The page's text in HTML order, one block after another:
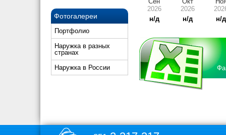
Фотогалереи
Портфолио
Наружка в разных
странах
Наружка в России
2026
н/д
2026
н/д
н/д